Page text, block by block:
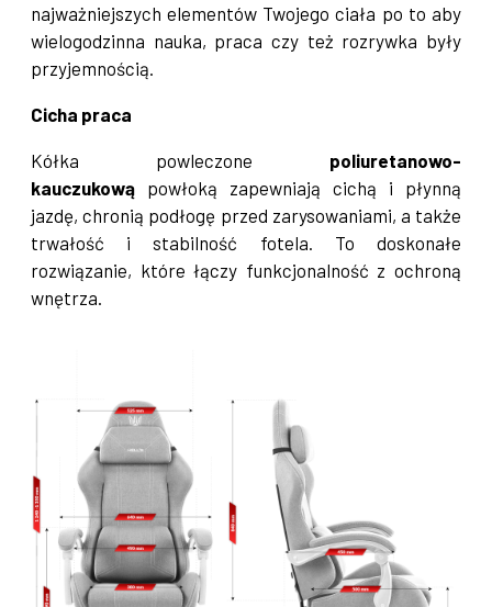
najważniejszych elementów Twojego ciała po to aby
wielogodzinna nauka, praca czy też rozrywka były
przyjemnością.
Cicha praca
Kółka powleczone poliuretanowo-
kauczukową powłoką zapewniają cichą i płynną
jazdę, chronią podłogę przed zarysowaniami, a także
trwałość i stabilność fotela. To doskonałe
rozwiązanie, które łączy funkcjonalność z ochroną
wnętrza.